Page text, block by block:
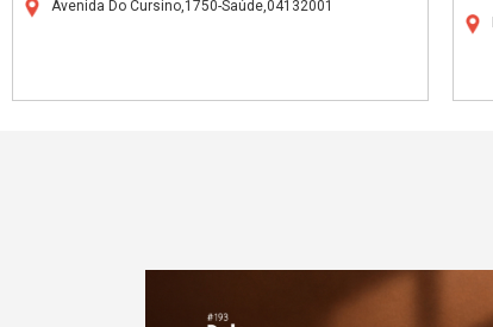
Avenida Do Cursino,1750-Saúde,04132001